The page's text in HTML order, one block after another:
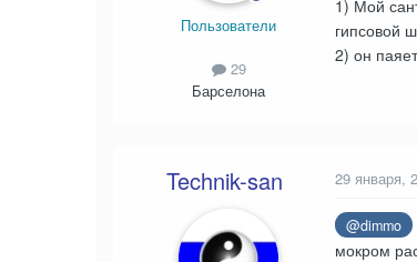
Пользователи
29
Барселона
1) Мой
гипсовой
2) он
Technik-san 29 января,
@dimmo
мокром